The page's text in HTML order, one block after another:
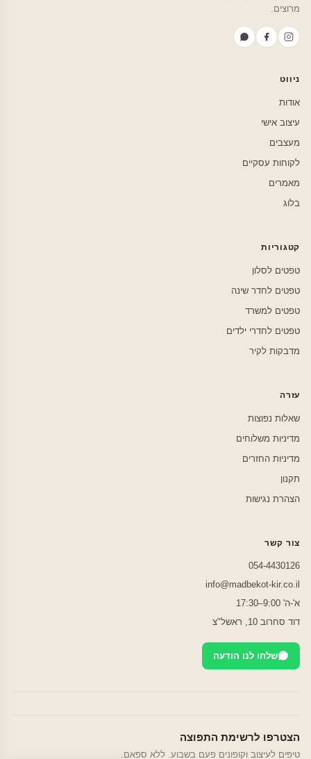
מרוצים.
ניווט
אודות
עיצוב אישי
מעצבים
לקוחות עסקיים
מאמרים
בלוג
קטגוריות
טפטים לסלון
טפטים לחדר שינה
טפטים למשרד
טפטים לחדרי ילדים
מדבקות לקיר
עזרה
שאלות נפוצות
מדיניות משלוחים
מדיניות החזרים
תקנון
הצהרת נגישות
צור קשר
054-4430126
info@madbekot-kir.co.il
א'-ה' 9:00–17:30
דוד סחרוב 10, ראשל"צ
שלחו לנו הודעה
הצטרפו לרשימת התפוצה
טיפים לעיצוב וקופונים פעם בשבוע. ללא ספאם.